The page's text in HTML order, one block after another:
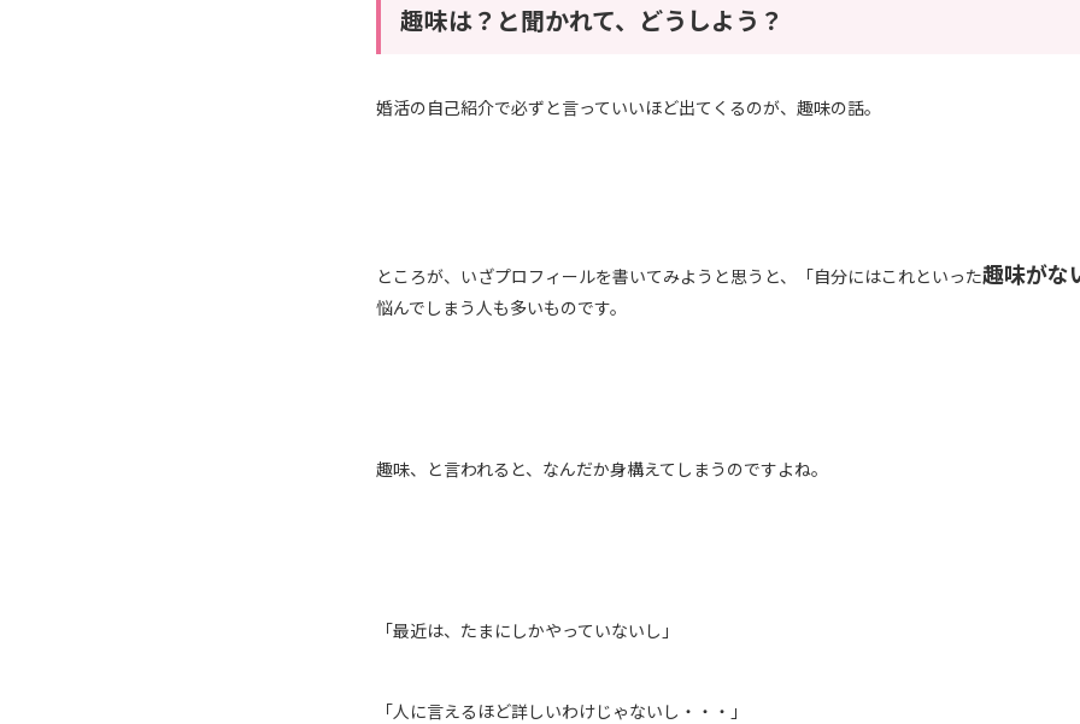
趣味は？と聞かれて、どうしよう？
婚活の自己紹介で必ずと言っていいほど出てくるのが、趣味の話。
ところが、いざプロフィールを書いてみようと思うと、「自分にはこれといった趣味がな
悩んでしまう人も多いものです。
趣味、と言われると、なんだか身構えてしまうのですよね。
「最近は、たまにしかやっていないし」
「人に言えるほど詳しいわけじゃないし・・・」